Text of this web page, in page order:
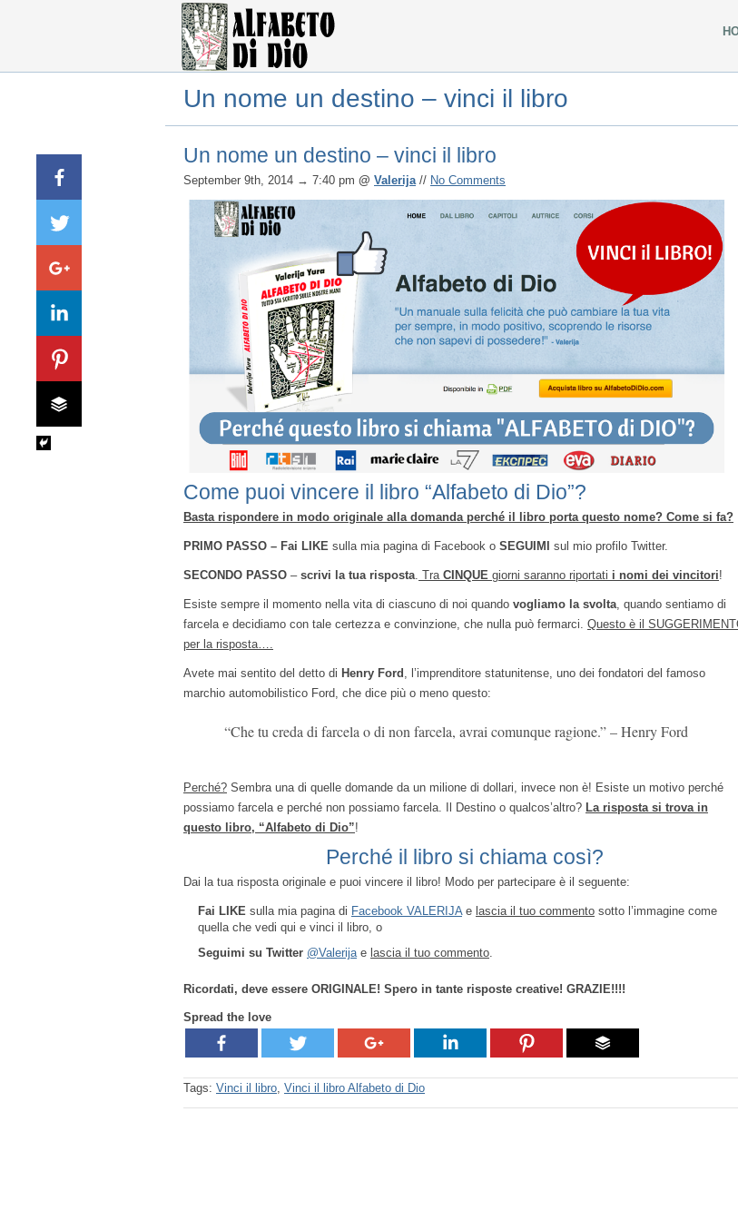
Un nome un destino – vinci il libro
Un nome un destino – vinci il libro
September 9th, 2014 → 7:40 pm @ Valerija// No Comments
Come puoi vincere il libro “Alfabeto di Dio”?
Basta rispondere in modo originale alla domanda perché il libro porta questo nome? Come si fa?
PRIMO PASSO – Fai LIKE sulla mia pagina di Facebook o SEGUIMI sul mio profilo Twitter.
SECONDO PASSO – scrivi la tua risposta. Tra CINQUE giorni saranno riportati i nomi dei vincitori!
Esiste sempre il momento nella vita di ciascuno di noi quando vogliamo la svolta, quando sentiamo di
farcela e decidiamo con tale certezza e convinzione, che nulla può fermarci. Questo è il
per la risposta….
Avete mai sentito del detto di Henry Ford , l’imprenditore statunitense, uno dei fondatori del famoso
marchio automobilistico Ford, che dice più o meno questo:
“Che tu creda di farcela o di non farcela, avrai comunque ragione.” – Henry Ford
Perché? Sembra una di quelle domande da un milione di dollari, invece non è! Esiste un motivo perché
possiamo farcela e perché non possiamo farcela. Il Destino o qualcos’altro? La risposta si trova in
questo libro, “Alfabeto di Dio”!
Perché il libro si chiama così?
Dai la tua risposta originale e puoi vincere il libro! Modo per partecipare è il seguente:
Fai LIKE sulla mia pagina di Facebook VALERIJAe lascia il tuo commento sotto l’immagine come
quella che vedi qui e vinci il libro, o
Seguimi su Twitter @Valerijae lascia il tuo commento.
Ricordati, deve essere ORIGINALE! Spero in tante risposte creative! GRAZIE!!!!
Spread the love
Tags: Vinci il libro, Vinci il libro Alfabeto di Dio